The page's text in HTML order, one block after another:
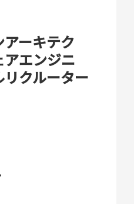
ーキテク
エンジニ
クルーター